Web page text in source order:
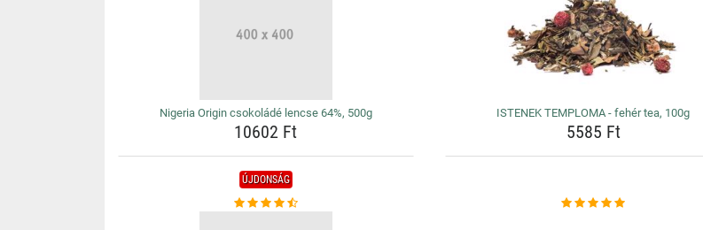
Nigeria Origin csokoládé lencse 64%, 500g
10602 Ft
ISTENEK TEMPLOMA - fehér tea, 100g
5585 Ft
ÚJDONSÁG